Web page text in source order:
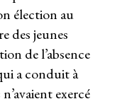
élection au
des jeunes
de l’absence
a conduit à
exercé